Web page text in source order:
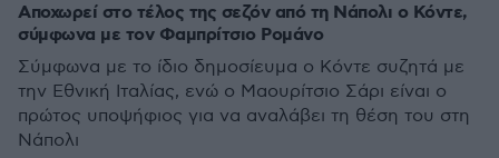
Αποχωρεί στο τέλος της σεζόν από τη Νάπολι ο Κόντε,
σύμφωνα με τον Φαμπρίτσιο Ρομάνο
Σύμφωνα με το ίδιο δημοσίευμα ο Κόντε συζητά με
την Εθνική Ιταλίας, ενώ ο Μαουρίτσιο Σάρι είναι ο
πρώτος υποψήφιος για να αναλάβει τη θέση του στη
Νάπολι